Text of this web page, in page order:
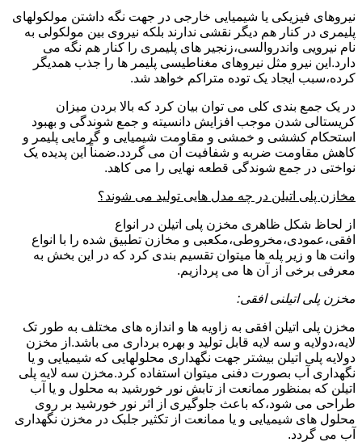
نیروهای فیزیکی یا شیمیایی خارجی در جهت نگه داشتن مولکولهای
پلیمری در کنار هم دیگر نقشی ندارند بلکه نیروی بین مولکولی به
نام نیرویی واندروالسی،زنجیر های پلیمری را کنار هم نگه می
دارد.این نیرو مثل نیروهای مغناطیسی پلیمر ها را جذب همدیگر
کرده،سبب ایجاد یک توده متراکم خواهد شد.
در یک جمع بندی کلی می توان بیان کرد که بالا بردن میزان
کریستالی شدن موجب افزایش دانسیته و جمع شوندگی و بهبود
استحکام کششی و خمشی و مقاومت شیمیایی و گرمایی پلیمر و
کاهش مقاومت ضربه و شفافیت آن می گردد.ضمناً این پدیده یک
نواختی در جمع شوندگی قطعه نهایی را می کاهد.
مخازن پلی اتیلن در چه مدل هایی تولید می شوند؟
از لحاظ شکل ظاهری مخزن پلی اتیلن در انواع
افقی،عمودی،مخروطی،مکعبی و مخازن تطبیق شده را با انواع
وانت ها و زیر پله ها میتوان تقسیم بندی کرد که در این بخش به
معرفی برخی از آن ها می پردازیم.
مخزن پلی اتیلنی افقی:
مخزن پلی اتیلن افقی به زاویه ها و اندازه های مختلف به طور تک
لایه،دولایه و سه لایه قابل تولید و بهره برداری می باشد.از مخزن
دولایه پلی اتیلن بیشتر جهت نگهداری محلولهایی که شیمیایی و یا
نگهداری آب بصورت دفنی میتوان استفاده کرد.مخزن سه لایه پلی
اتیلن که بمنظور ممانعت از تابش نور خورشید به محلول و یا آب
طراحی می شود،که باعث جلوگیری از اثر نور خورشید بر روی
محلول های شیمیایی و یا ممانعت از تکثیر جلبک در مخزن نگهداری
آب می گردد.